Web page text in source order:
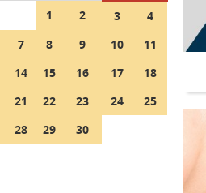
1
2 3
4
7 8 9 10
11
14 15 16 17
18
21 22 23 24
25
28 29 30